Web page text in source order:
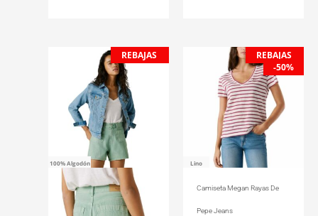
100% Algodón
REBAJAS
El
precio
original
era:
65,00€.
El
precio
actual
es:
32,50€.
Lino
REBAJAS
-50%
Camiseta Megan Rayas De
Pepe Jeans
El
precio
original
era:
45,00€.
El
precio
actual
es:
22,50€.